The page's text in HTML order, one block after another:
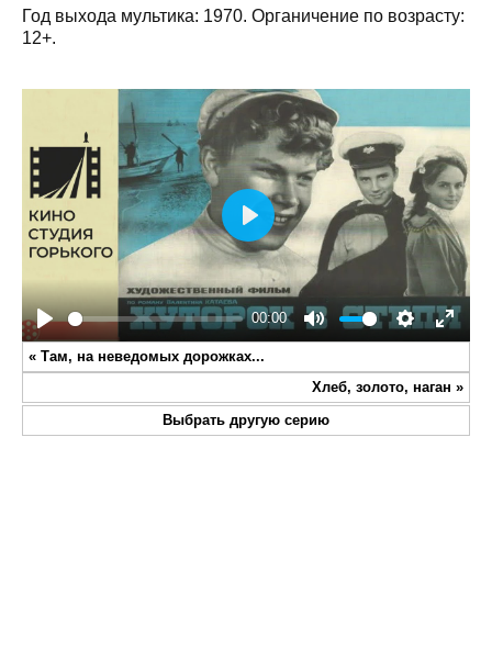
Год выхода мультика: 1970. Органичение по возрасту:
12+.
Play
00:00
Mute Settings
Enter
Play
« Там, на неведомых дорожках...
Хлеб, золото, наган »
Выбрать другую серию